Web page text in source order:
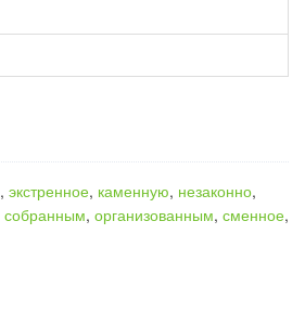
, экстренное, каменную, незаконно,
собранным, организованным, сменное,